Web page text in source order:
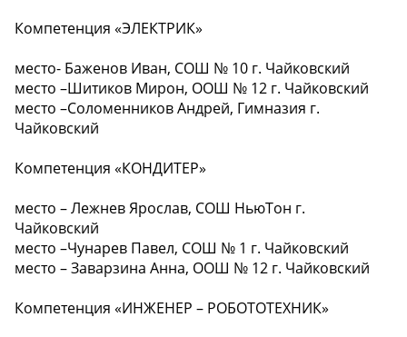
Компетенция «ЭЛЕКТРИК»
место- Баженов Иван, СОШ № 10 г. Чайковский
место –Шитиков Мирон, ООШ № 12 г. Чайковский
место –Соломенников Андрей, Гимназия г.
Чайковский
Компетенция «КОНДИТЕР»
место – Лежнев Ярослав, СОШ НьюТон г.
Чайковский
место –Чунарев Павел, СОШ № 1 г. Чайковский
место – Заварзина Анна, ООШ № 12 г. Чайковский
Компетенция «ИНЖЕНЕР – РОБОТОТЕХНИК»